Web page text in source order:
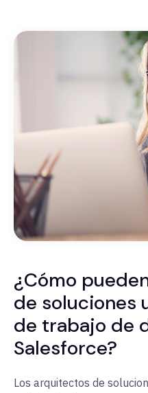
¿Cómo
de soluciones
de trabajo de
Salesforce?
Los arquitectos de